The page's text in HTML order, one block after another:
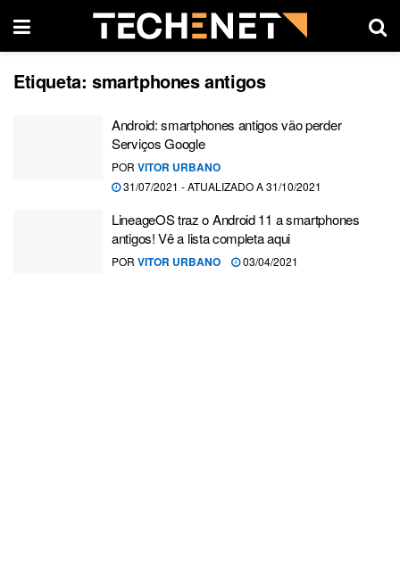
Etiqueta: smartphones antigos
Android: smartphones antigos vão perder
Serviços Google
POR VITOR URBANO
31/07/2021 - ATUALIZADO A 31/10/2021
LineageOS traz o Android 11 a smartphones
antigos! Vê a lista completa aqui
POR VITOR URBANO 03/04/2021